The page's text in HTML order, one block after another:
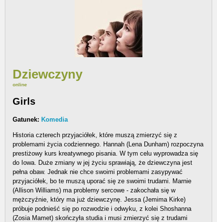
Dziewczyny
online
Girls
Gatunek: Komedia
Historia czterech przyjaciółek, które muszą zmierzyć się z
problemami życia codziennego. Hannah (Lena Dunham) rozpoczyna
prestiżowy kurs kreatywnego pisania. W tym celu wyprowadza się
do Iowa. Duże zmiany w jej życiu sprawiają, że dziewczyna jest
pełna obaw. Jednak nie chce swoimi problemami zasypywać
przyjaciółek, bo te muszą uporać się ze swoimi trudami. Marnie
(Allison Williams) ma problemy sercowe - zakochała się w
mężczyźnie, który ma już dziewczynę. Jessa (Jemima Kirke)
próbuje podnieść się po rozwodzie i odwyku, z kolei Shoshanna
(Zosia Mamet) skończyła studia i musi zmierzyć się z trudami